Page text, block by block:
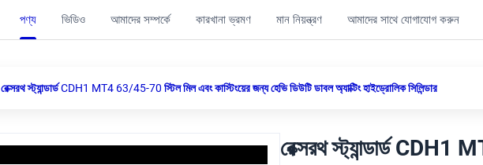
পণ্য ভিডিও আমাদের সম্পর্কে কারখানা ভ্রমণ মান নিয়ন্ত্রণ আমাদের সাথে যোগাযোগ করুন
রেক্সরথ স্ট্যান্ডার্ড CDH1 MT4 63/45-70 স্টিল মিল এবং কাস্টিংয়ের জন্য হেভি ডিউটি ​​ডাবল অ্যাক্টিং হাইড্রোলিক সিলিন্ডার
রেক্সরথ স্ট্যান্ডার্ড